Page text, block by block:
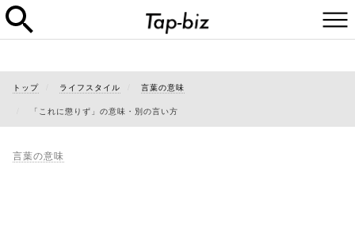
トップ ライフスタイル 言葉の意味
「これに懲りず」の意味・別の言い方
言葉の意味